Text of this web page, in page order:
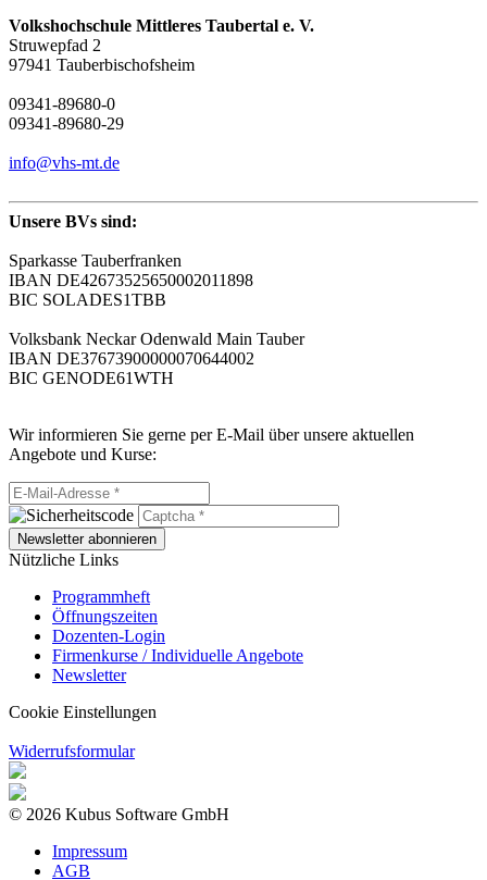
Volkshochschule Mittleres Taubertal e. V.
Struwepfad 2
97941 Tauberbischofsheim
09341-89680-0
09341-89680-29
info@vhs-mt.de
Unsere BVs sind:
Sparkasse Tauberfranken
IBAN DE42673525650002011898
BIC SOLADES1TBB
Volksbank Neckar Odenwald Main Tauber
IBAN DE37673900000070644002
BIC GENODE61WTH
Wir informieren Sie gerne per E-Mail über unsere aktuellen
Angebote und Kurse:
Newsletter abonnieren
Nützliche Links
Programmheft
Öffnungszeiten
Dozenten-Login
Firmenkurse / Individuelle Angebote
Newsletter
Cookie Einstellungen
Widerrufsformular
© 2026 Kubus Software GmbH
Impressum
AGB